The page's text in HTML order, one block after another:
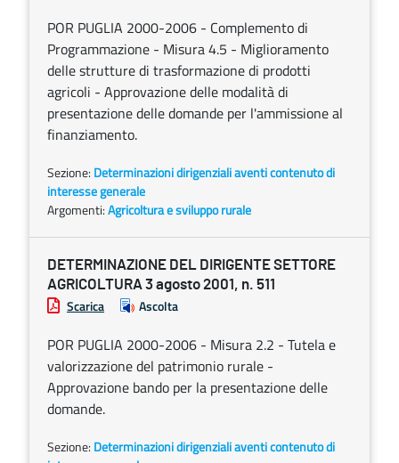
POR PUGLIA 2000-2006 - Complemento di
Programmazione - Misura 4.5 - Miglioramento
delle strutture di trasformazione di prodotti
agricoli - Approvazione delle modalità di
presentazione delle domande per l'ammissione al
finanziamento.
Sezione: Determinazioni dirigenziali aventi contenuto di
interesse generale
Argomenti:Agricoltura e sviluppo rurale
DETERMINAZIONE DEL DIRIGENTE SETTORE
AGRICOLTURA 3 agosto 2001, n. 511
Scarica Ascolta
POR PUGLIA 2000-2006 - Misura 2.2 - Tutela e
valorizzazione del patrimonio rurale -
Approvazione bando per la presentazione delle
domande.
Sezione: Determinazioni dirigenziali aventi contenuto di